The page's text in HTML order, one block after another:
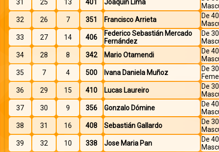
31 25 13 401 Joaquin Lima
32
26 7 351 Francisco Arrieta
De
33
27 14 406
Federico Sebastián Mercado
Fernández
De
34
28 8 342 Mario Otamendi
De
35
7 4 500 Ivana Daniela Muñoz
De
36
29 15 410 Lucas Laureiro
De
37
30 9 356 Gonzalo Dómine
De
38
31 16 408 Sebastián Gallardo
De
39
32 10 338 Jose Maria Pan
De